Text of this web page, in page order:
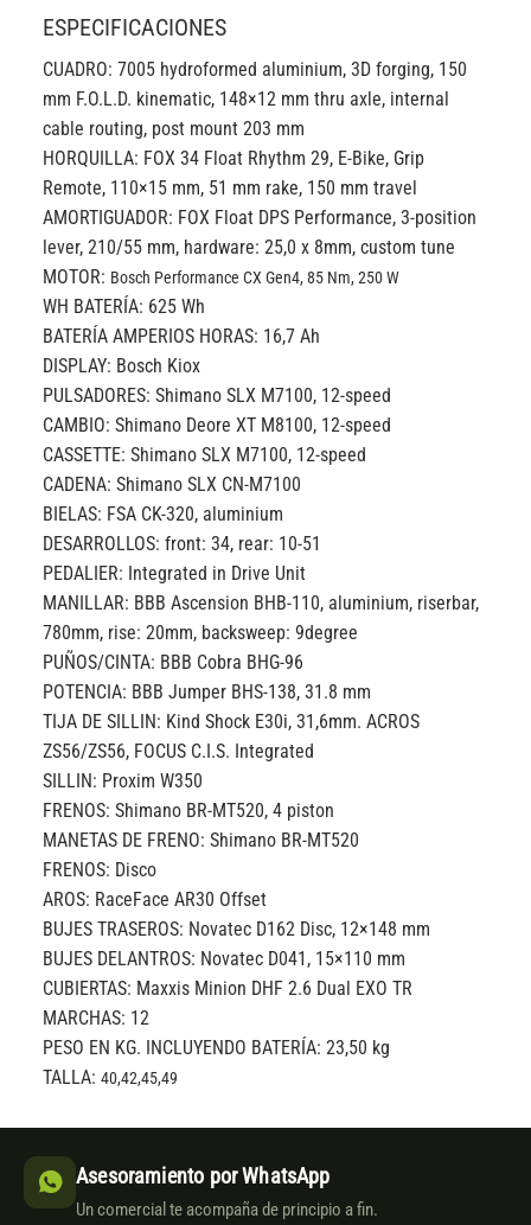
ESPECIFICACIONES
CUADRO: 7005 hydroformed aluminium, 3D forging, 150
mm F.O.L.D. kinematic, 148×12 mm thru axle, internal
cable routing, post mount 203 mm
HORQUILLA: FOX 34 Float Rhythm 29, E-Bike, Grip
Remote, 110×15 mm, 51 mm rake, 150 mm travel
AMORTIGUADOR: FOX Float DPS Performance, 3-position
lever, 210/55 mm, hardware: 25,0 x 8mm, custom tune
MOTOR: Bosch Performance CX Gen4, 85 Nm, 250 W
WH BATERÍA: 625 Wh
BATERÍA AMPERIOS HORAS: 16,7 Ah
DISPLAY: Bosch Kiox
PULSADORES: Shimano SLX M7100, 12-speed
CAMBIO: Shimano Deore XT M8100, 12-speed
CASSETTE: Shimano SLX M7100, 12-speed
CADENA: Shimano SLX CN-M7100
BIELAS: FSA CK-320, aluminium
DESARROLLOS: front: 34, rear: 10-51
PEDALIER: Integrated in Drive Unit
MANILLAR: BBB Ascension BHB-110, aluminium, riserbar,
780mm, rise: 20mm, backsweep: 9degree
PUÑOS/CINTA: BBB Cobra BHG-96
POTENCIA: BBB Jumper BHS-138, 31.8 mm
TIJA DE SILLIN: Kind Shock E30i, 31,6mm. ACROS
ZS56/ZS56, FOCUS C.I.S. Integrated
SILLIN: Proxim W350
FRENOS: Shimano BR-MT520, 4 piston
MANETAS DE FRENO: Shimano BR-MT520
FRENOS: Disco
AROS: RaceFace AR30 Offset
BUJES TRASEROS: Novatec D162 Disc, 12×148 mm
BUJES DELANTROS: Novatec D041, 15×110 mm
CUBIERTAS: Maxxis Minion DHF 2.6 Dual EXO TR
MARCHAS: 12
PESO EN KG. INCLUYENDO BATERÍA: 23,50 kg
TALLA:40,42,45,49
Asesoramiento por WhatsApp
Un comercial te acompaña de principio a fin.